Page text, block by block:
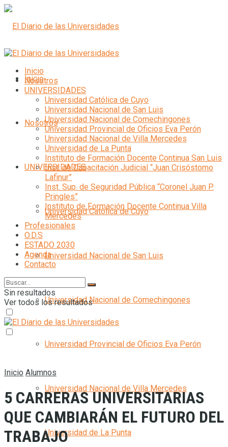
Inicio
Nosotros
UNIVERSIDADES
Universidad Católica de Cuyo
Universidad Nacional de San Luis
Universidad Nacional de Comechingones
Universidad Provincial de Oficios Eva Perón
Universidad Nacional de Villa Mercedes
Universidad de La Punta
Inicio
Nosotros
UNIVERSIDADES
Universidad Católica de Cuyo
Universidad Nacional de San Luis
Universidad Nacional de Comechingones
Universidad Provincial de Oficios Eva Perón
Universidad Nacional de Villa Mercedes
Universidad de La Punta
Instituto de Formación Docente Continua San Luis
Inst. de Capacitación Judicial “Juan Crisóstomo
Lafinur”
Inst. Sup. de Seguridad Pública “Coronel Juan P.
Pringles”
Instituto de Formación Docente Continua Villa
Mercedes
Profesionales
O.D.S
ESTADO 2030
Agenda
Contacto
Sin resultados
Ver todos los resultados
Inicio Alumnos
5 CARRERAS UNIVERSITARIAS
QUE CAMBIARÁN EL FUTURO DEL
TRABAJO